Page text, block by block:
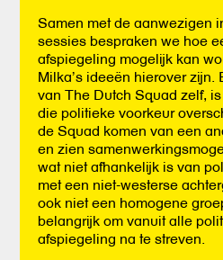
Samen met de aanwezigen
sessies bespraken we hoe
afspiegeling mogelijk kan
Milka’s ideeën hierover zijn.
van The Dutch Squad zelf,
die politieke voorkeur
de Squad komen van een
en zien
wat niet afhankelijk is van
met een niet-westerse
ook niet een homogene
belangrijk om vanuit alle
afspiegeling na te streven.